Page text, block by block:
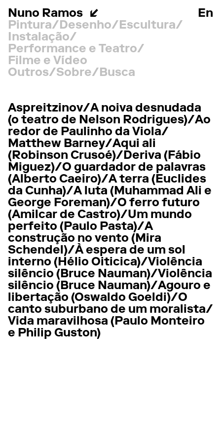
Nuno Ramos
En
Pintura
Desenho
Escultura
Instalação
Performance e Teatro
Filme e Vídeo
Outros
Sobre Busca
Aspreitzinov
A noiva desnudada
(o teatro de Nelson Rodrigues)
Ao
redor de Paulinho da Viola
Matthew Barney
Aqui ali
(Robinson Crusoé)
Deriva (Fábio
Miguez)
O guardador de palavras
(Alberto Caeiro)
A terra (Euclides
da Cunha)
A luta (Muhammad Ali e
George Foreman)
O ferro futuro
(Amilcar de Castro)
Um mundo
perfeito (Paulo Pasta)
A
construção no vento (Mira
Schendel)
À espera de um sol
interno (Hélio Oiticica)
Violência
silêncio (Bruce Nauman)
Violência
silêncio (Bruce Nauman)
Agouro e
libertação (Oswaldo Goeldi)
O
canto suburbano de um moralista
Vida maravilhosa (Paulo Monteiro
e Philip Guston)